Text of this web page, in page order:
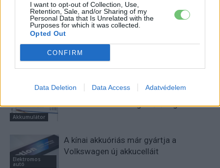
I want to opt-out of Collection, Use,
Retention, Sale, and/or Sharing of my
Personal Data that Is Unrelated with the
Purposes for which it was collected.
Opted Out
CONFIRM
Data Deletion Data Access Adatvédelem
KAPCSOLÓDÓ CIKKEK TÖBB A SZERZŐTŐL
Akkumulátor
A CATL mindent visz az LFP-piacon –
rekordüzlet és stratégiai befektetés
egyszerre
Akkumulátor
Dél-koreai kutatók megduplázták az
akkumulátorok energiasűrűségét
Elektromos
autó
A kínai akkuóriás már gyártja a
Volkswagen új akkucelláit